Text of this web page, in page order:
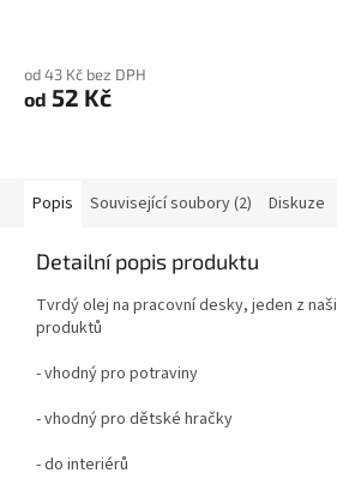
od 43 Kč bez DPH
od 52 Kč
Popis Související soubory (2) Diskuze
Detailní popis produktu
Tvrdý olej na pracovní desky, jeden z
produktů
- vhodný pro potraviny
- vhodný pro dětské hračky
- do interiérů